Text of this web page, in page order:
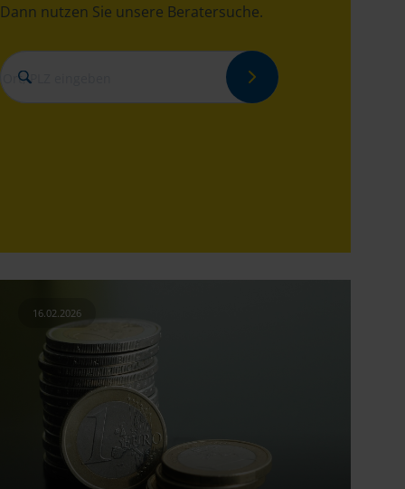
Dann nutzen Sie unsere Beratersuche.
16.02.2026